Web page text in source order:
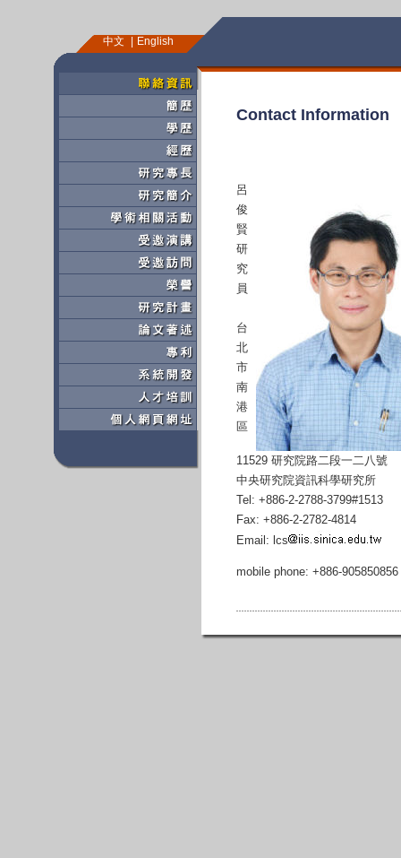
中文 English
Contact Information
呂
俊
賢
研
究
員
台
北
市
南
港
區
11529 研究院路二段一二八號
中央研究院資訊科學研究所
Tel: +886-2-2788-3799#1513
Fax: +886-2-2782-4814
Email: lcs
mobile phone: +886-905850856